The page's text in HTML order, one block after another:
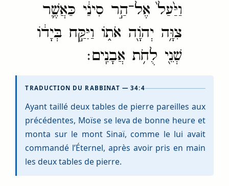
וַיַּ֙עַל֙ אֶל־הַ֣ר סִינַ֔י כַּאֲשֶׁ֛ר
צִוָּ֥ה יְהֹוָ֖ה אֹת֑וֹ וַיִּקַּ֣ח בְּיָד֔וֹ
שְׁנֵ֖י לֻחֹ֥ת אֲבָנִֽים׃
TRADUCTION DU RABBINAT — 34:4
Ayant taillé deux tables de pierre pareilles aux
précédentes, Moïse se leva de bonne heure et
monta sur le mont Sinaï, comme le lui avait
commandé l’Éternel, après avoir pris en main
les deux tables de pierre.